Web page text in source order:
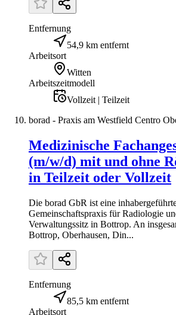
Entfernung
54,9 km entfernt
Arbeitsort
Witten
Arbeitszeitmodell
Vollzeit | Teilzeit
borad - Praxis am Westfield Centro
Medizinische
(m/w/d) mit und ohne
in Teilzeit oder Vollzeit
Die borad GbR ist eine
Gemeinschaftspraxis für Radiologie
Verwaltungssitz in Bottrop. An
Bottrop, Oberhausen, Din...
Entfernung
85,5 km entfernt
Arbeitsort